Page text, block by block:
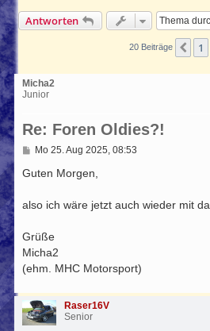
Antworten
20 Beiträge 1
Micha2
Junior
Re: Foren Oldies?!
B
i
a
Mo 25. Aug 2025, 08:53
Guten Morgen,
also ich wäre jetzt auch wieder mit
Grüße
Micha2
(ehm. MHC Motorsport)
Raser16V
Senior